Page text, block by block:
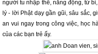
người tu nhập thế, năng động, từ
lý - lời Phật dạy gần gũi, sâu sắc,
an vui ngay trong công việc, học
của các bạn trẻ ấy.